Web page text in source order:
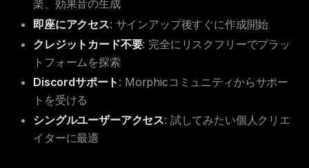
楽、効果音の生成
即座にアクセス: サインアップ後すぐに作成開始
クレジットカード不要: 完全にリスクフリーでプラッ
トフォームを探索
Discordサポート : Morphicコミュニティからサポー
トを受ける
シングルユーザーアクセス: 試してみたい個人クリエ
イターに最適